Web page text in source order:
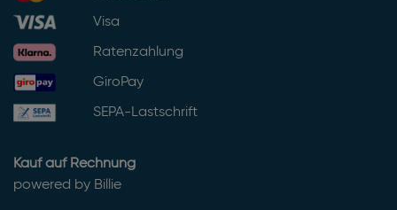
Visa
Ratenzahlung
GiroPay
SEPA-Lastschrift
Kauf auf Rechnung
powered by Billie